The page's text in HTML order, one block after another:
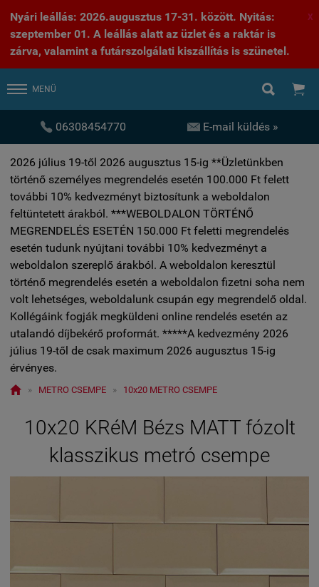
Nyári leállás: 2026.augusztus 17-31. között. Nyitás:
szeptember 01. A leállás alatt az üzlet és a raktár is
zárva, valamint a futárszolgálati kiszállítás is szünetel.
X
MENÜ  
 06308454770  E-mail küldés »
2026 július 19-től 2026 augusztus 15-ig **Üzletünkben
történő személyes megrendelés esetén 100.000 Ft felett
további 10% kedvezményt biztosítunk a weboldalon
feltüntetett árakból. ***WEBOLDALON TÖRTÉNŐ
MEGRENDELÉS ESETÉN 150.000 Ft feletti megrendelés
esetén tudunk nyújtani további 10% kedvezményt a
weboldalon szereplő árakból. A weboldalon keresztül
történő megrendelés esetén a weboldalon fizetni soha nem
volt lehetséges, weboldalunk csupán egy megrendelő oldal.
Kollégáink fogják megküldeni online rendelés esetén az
utalandó díjbekérő proformát. *****A kedvezmény 2026
július 19-től de csak maximum 2026 augusztus 15-ig
érvényes.
 » METRO CSEMPE » 10x20 METRO CSEMPE
10x20 KRéM Bézs MATT fózolt
klasszikus metró csempe